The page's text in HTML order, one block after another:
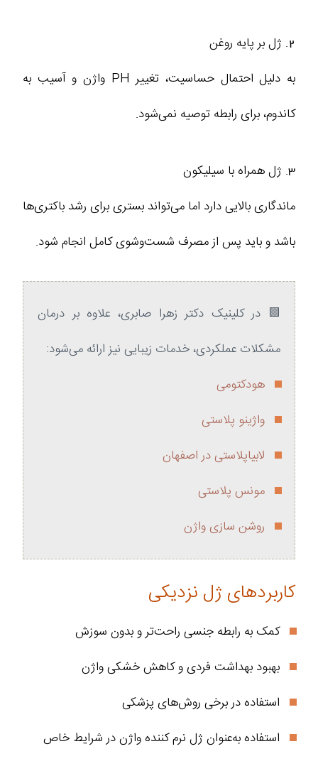
2. ژل بر پایه روغن
به دلیل احتمال حساسیت، تغییر PH واژن و آسیب به
کاندوم، برای رابطه توصیه نمی‌شود.
3. ژل همراه با سیلیکون
ماندگاری بالایی دارد اما می‌تواند بستری برای رشد باکتری‌ها
باشد و باید پس از مصرف شست‌وشوی کامل انجام شود.
🟪 در کلینیک دکتر زهرا صابری، علاوه بر درمان
مشکلات عملکردی، خدمات زیبایی نیز ارائه می‌شود:
هودکتومی
واژینو پلاستی
لابیاپلاستی در اصفهان
مونس پلاستی
روشن سازی واژن
کاربردهای ژل نزدیکی
کمک به رابطه جنسی راحت‌تر و بدون سوزش
بهبود بهداشت فردی و کاهش خشکی واژن
استفاده در برخی روش‌های پزشکی
استفاده به‌عنوان ژل نرم کننده واژن در شرایط خاص